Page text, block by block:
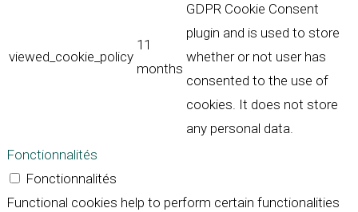
viewed_cookie_policy
11
months
GDPR Cookie Consent
plugin and is used to store
whether or not user has
consented to the use of
cookies. It does not store
any personal data.
Fonctionnalités
Fonctionnalités
Functional cookies help to perform certain functionalities